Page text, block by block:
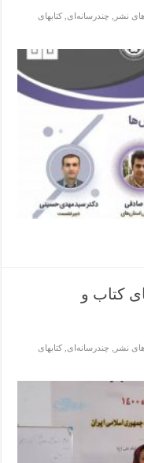
نشر , چندرسانه‌ای,کتابهای
کتاب و
نشر چندرسانه‌ای ,کتابهای